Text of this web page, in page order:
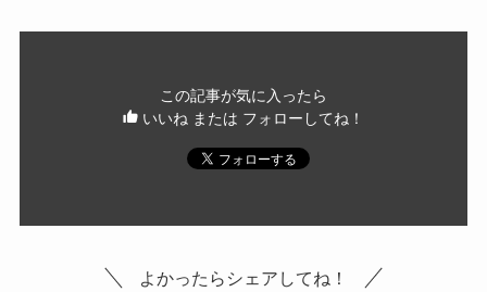
この記事が気に入ったら
いいね または フォローしてね！
よかったらシェアしてね！